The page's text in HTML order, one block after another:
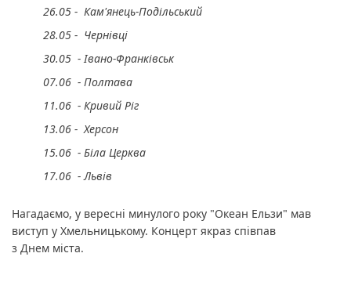
26.05 - Кам'янець-Подільський
28.05 - Чернівці
30.05 - Івано-Франківськ
07.06 - Полтава
11.06 - Кривий Ріг
13.06 - Херсон
15.06 - Біла Церква
17.06 - Львів
Нагадаємо, у вересні минулого року "Океан Ельзи" мав
виступ у Хмельницькому. Концерт якраз співпав
з Днем міста.